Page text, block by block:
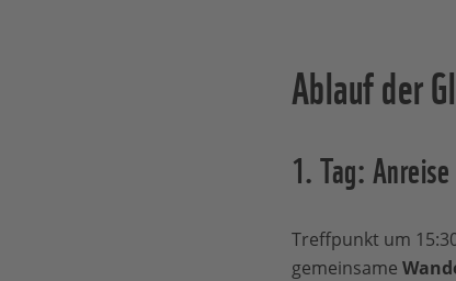
Ablauf der
1. Tag:
Treffpunkt um
gemeinsame